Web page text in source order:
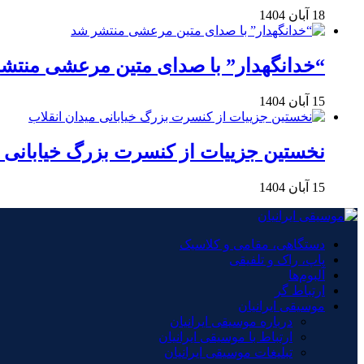
18 آبان 1404
“خدانگهدار” با صدای متین مرعشی
15 آبان 1404
نخستین جزییات از کنسرت بزرگ خیابانی
15 آبان 1404
دستگاهی، مقامی و کلاسیک
پاپ، راک و تلفیقی
آلبوم‌ها
ارتباط گر
موسیقی ایرانیان
درباره موسیقی ایرانیان
ارتباط با موسیقی ایرانیان
تبلیغات موسیقی ایرانیان